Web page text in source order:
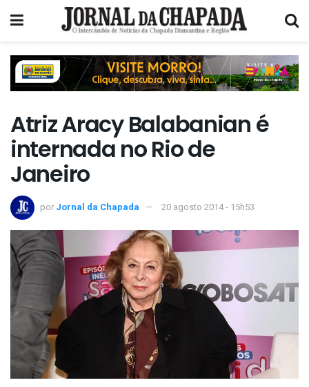
Atriz Aracy Balabanian é
internada no Rio de
Janeiro
por Jornal da Chapada 20 agosto 2014 - 15h53